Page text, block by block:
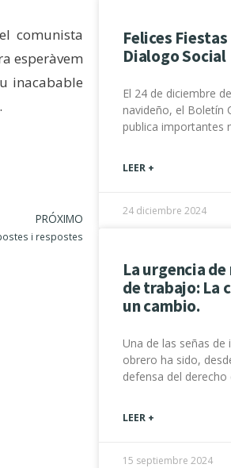
comunista
esperàvem
inacabable
PRÓXIMO
i respostes
Felices
Dialogo Social
El 24 de diciembre
navideño, el Boletín
publica importantes
LEER +
24 diciembre 2024
La urgencia
de trabajo: La
un cambio.
Una de las señas
obrero ha sido,
defensa del derecho
LEER +
15 septiembre 2024